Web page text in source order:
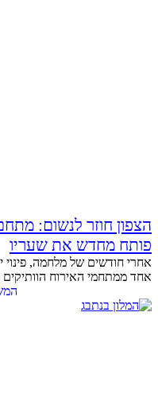
הצפון חוזר לנשום:
פותח מחדש את שעריו
אחרי חודשים של מלחמה, פינוי
אחד ממתחמי האירוח הוותיקים